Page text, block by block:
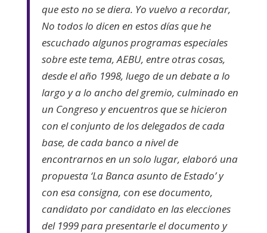
que esto no se diera. Yo vuelvo a recordar,
No todos lo dicen en estos días que he
escuchado algunos programas especiales
sobre este tema, AEBU, entre otras cosas,
desde el año 1998, luego de un debate a lo
largo y a lo ancho del gremio, culminado en
un Congreso y encuentros que se hicieron
con el conjunto de los delegados de cada
base, de cada banco a nivel de
encontrarnos en un solo lugar, elaboró una
propuesta ‘La Banca asunto de Estado’ y
con esa consigna, con ese documento,
candidato por candidato en las elecciones
del 1999 para presentarle el documento y